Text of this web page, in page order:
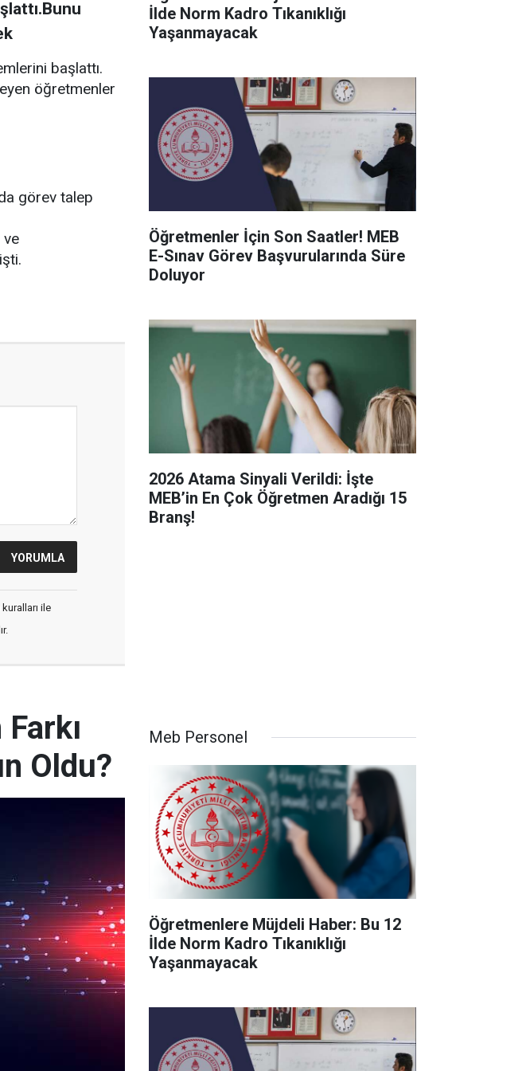
başlattı.
öğretmenler
görev talep
ve
ile
İlde Norm Kadro Tıkanıklığı
Yaşanmayacak
Öğretmenler İçin Son Saatler! MEB
E-Sınav Görev Başvurularında Süre
Doluyor
2026 Atama Sinyali Verildi: İşte
MEB’in En Çok Öğretmen Aradığı 15
Branş!
Oldu?
Meb Personel
Öğretmenlere Müjdeli Haber: Bu 12
İlde Norm Kadro Tıkanıklığı
Yaşanmayacak